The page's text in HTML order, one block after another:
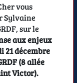
vous
Sylvaine
sur le
aux enjeux
21 décembre
(8 allée
Victor).